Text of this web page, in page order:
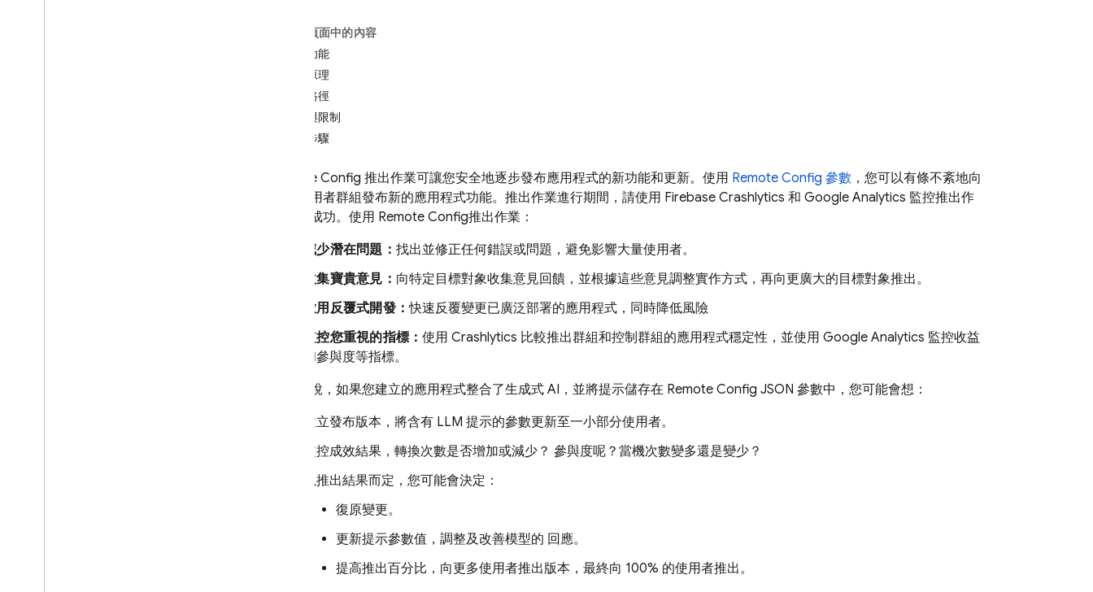
這個頁面中的內容
主要功能
運作原理
實作路徑
政策與限制
後續步驟
Remote Config 推出作業可讓您安全地逐步發布應用程式的新功能和更新。使用 Remote Config 參數 ，您可以有條不紊地向
特定使用者群組發布新的應用程式功能。推出作業進行期間，請使用 Firebase Crashlytics 和 Google Analytics 監控推出作
業是否成功。使用 Remote Config推出作業：
減少潛在問題： 找出並修正任何錯誤或問題，避免影響大量使用者。
收集寶貴意見： 向特定目標對象收集意見回饋，並根據這些意見調整實作方式，再向更廣大的目標對象推出。
啟用反覆式開發：快速反覆變更已廣泛部署的應用程式，同時降低風險
監控您重視的指標：使用Crashlytics 比較推出群組和控制群組的應用程式穩定性，並使用Google Analytics 監控收益
和參與度等指標。
舉例來說，如果您建立的應用程式整合了生成式 AI，並將提示儲存在 Remote Config JSON 參數中，您可能會想：
建立發布版本，將含有 LLM 提示的參數更新至一小部分使用者。
監控成效結果，轉換次數是否增加或減少？ 參與度呢？當機次數變多還是變少？
視推出結果而定，您可能會決定：
復原變更。
更新提示參數值，調整及改善模型的 回應。
提高推出百分比，向更多使用者推出版本，最終向 100% 的使用者推出。